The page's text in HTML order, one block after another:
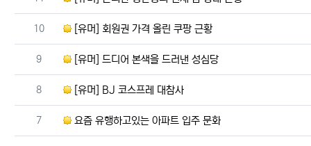
번호
10 [유머] 회원권 가격 올린 쿠팡 근황
번호
9 [유머] 드디어 본색을 드러낸 성심당
번호
8 [유머] BJ 코스프레 대참사
번호
7 요즘 유행하고있는 아파트 입주 문화